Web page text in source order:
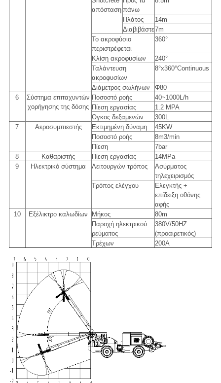
απόσταση πάνω
Πλάτος
14m
Διαβιβάστε7m
Το ακροφύσιο
περιστρέφεται
360°
Κλίση ακροφυσίων
240°
Ταλάντευση
ακροφυσίων
8°x360°Continuous
Διάμετρος σωλήνων
Φ80
6
Σύστημα επιταχυντών
χορήγησης της δόσης
Ποσοστό ροής
40~1000L/h
Πίεση εργασίας
1.2 MPA
Όγκος δεξαμενών
300L
7
Αεροσυμπιεστής Εκτιμημένη δύναμη
45KW
Ποσοστό ροής
8m3/min
Πίεση
7bar
8
Καθαριστής Πίεση εργασίας
14MPa
9
Ηλεκτρικό σύστημα Λειτουργών τρόπος
Ασύρματος
τηλεχειρισμός
Τρόπος ελέγχου
Ελεγκτής +
επίδειξη οθόνης
αφής
10
Εξέλικτρο καλωδίων Μήκος
80m
Παροχή ηλεκτρικού
ρεύματος
380V/50HZ
(προαιρετικός)
Τρέχων
200A